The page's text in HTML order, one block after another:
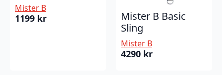
Mister B
1199 kr
Mister B Basic
Sling
Mister B
4290 kr